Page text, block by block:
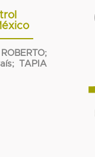
;
;
TAPIA